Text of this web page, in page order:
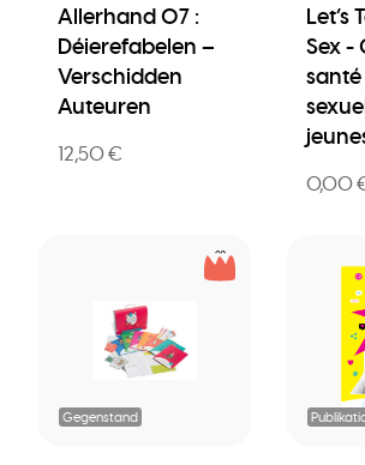
Allerhand 07 :
Déierefabelen –
Verschidden
Auteuren
12,50 €
Let’s
Sex -
0,00
Gegenstand